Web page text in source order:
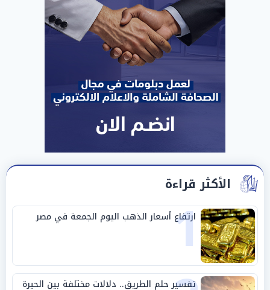
الأكثر قراءة
1
ارتفاع أسعار الذهب اليوم الجمعة في مصر
تفسير حلم الطريق.. دلالات مختلفة بين الحيرة